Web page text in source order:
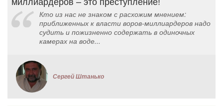
Кто из нас не знаком с расхожим мнением:
приближенных к власти воров-миллиардеров надо
судить и пожизненно содержать в одиночных
камерах на воде...
Сергей Штанько